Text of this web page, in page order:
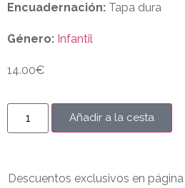
Encuadernación: Tapa dura
Género: Infantil
14.00€
Añadir a la cesta
Descuentos exclusivos en